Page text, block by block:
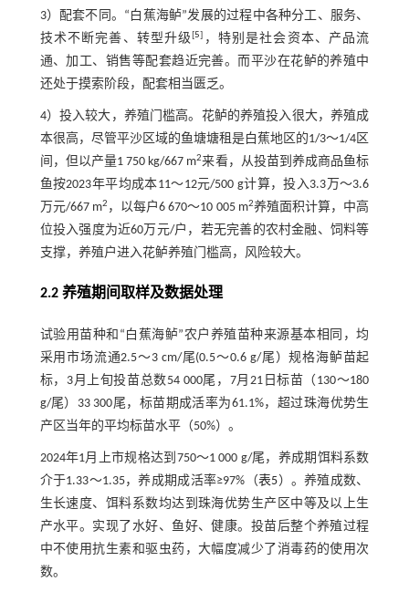
3）配套不同。“白蕉海鲈”发展的过程中各种分工、服务、
技术不断完善、转型升级[5] ，特别是社会资本、产品流
通、加工、销售等配套趋近完善。而平沙在花鲈的养殖中
还处于摸索阶段，配套相当匮乏。
4）投入较大，养殖门槛高。花鲈的养殖投入很大，养殖成
本很高，尽管平沙区域的鱼塘塘租是白蕉地区的1/3～1/4区
间，但以产量1 750 kg/667 m2来看，从投苗到养成商品鱼标
鱼按2023年平均成本11～12元/500 g计算，投入3.3万～3.6
万元/667 m2 ，以每户6 670～10 005 m2养殖面积计算，中高
位投入强度为近60万元/户，若无完善的农村金融、饲料等
支撑，养殖户进入花鲈养殖门槛高，风险较大。
2.2 养殖期间取样及数据处理
试验用苗种和“白蕉海鲈”农户养殖苗种来源基本相同，均
采用市场流通2.5～3 cm/尾(0.5～0.6 g/尾）规格海鲈苗起
标，3月上旬投苗总数54 000尾，7月21日标苗（130～180
g/尾）33 300尾，标苗期成活率为61.1%，超过珠海优势生
产区当年的平均标苗水平（50%）。
2024年1月上市规格达到750～1 000 g/尾，养成期饵料系数
介于1.33～1.35，养成期成活率≥97%（表5）。养殖成数、
生长速度、饵料系数均达到珠海优势生产区中等及以上生
产水平。实现了水好、鱼好、健康。投苗后整个养殖过程
中不使用抗生素和驱虫药，大幅度减少了消毒药的使用次
数。